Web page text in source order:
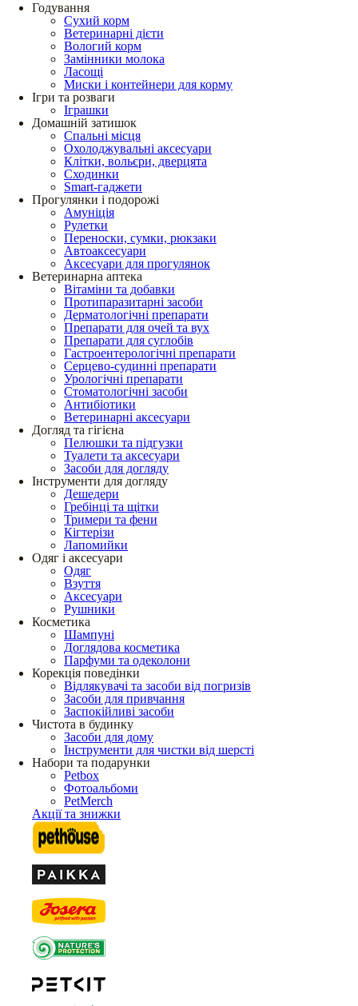
Годування
Сухий корм
Ветеринарні дієти
Вологий корм
Замінники молока
Ласощі
Миски і контейнери для корму
Ігри та розваги
Іграшки
Домашній затишок
Спальні місця
Охолоджувальні аксесуари
Клітки, вольєри, дверцята
Сходинки
Smart-гаджети
Прогулянки і подорожі
Амуніція
Рулетки
Переноски, сумки, рюкзаки
Автоаксесуари
Аксесуари для прогулянок
Ветеринарна аптека
Вітаміни та добавки
Протипаразитарні засоби
Дерматологічні препарати
Препарати для очей та вух
Препарати для суглобів
Гастроентерологічні препарати
Серцево-судинні препарати
Урологічні препарати
Стоматологічні засоби
Антибіотики
Ветеринарні аксесуари
Догляд та гігієна
Пелюшки та підгузки
Туалети та аксесуари
Засоби для догляду
Інструменти для догляду
Дешедери
Гребінці та щітки
Тримери та фени
Кігтерізи
Лапомийки
Одяг і аксесуари
Одяг
Взуття
Аксесуари
Рушники
Косметика
Шампуні
Доглядова косметика
Парфуми та одеколони
Корекція поведінки
Відлякувачі та засоби від погризів
Засоби для привчання
Заспокійливі засоби
Чистота в будинку
Засоби для дому
Інструменти для чистки від шерсті
Набори та подарунки
Petbox
Фотоальбоми
PetMerch
Акції та знижки